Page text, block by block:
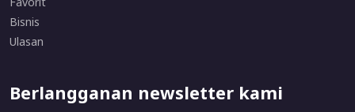
Bisnis
Ulasan
Berlangganan newsletter kami